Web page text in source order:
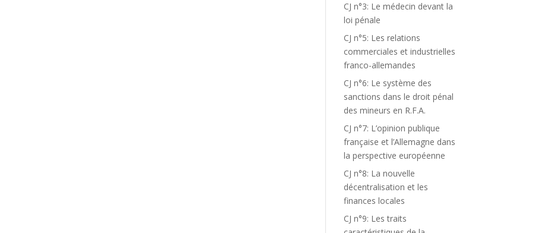
CJ n°3: Le médecin devant la
loi pénale
CJ n°5: Les relations
commerciales et industrielles
franco-allemandes
CJ n°6: Le système des
sanctions dans le droit pénal
des mineurs en R.F.A.
CJ n°7: L’opinion publique
française et l’Allemagne dans
la perspective européenne
CJ n°8: La nouvelle
décentralisation et les
finances locales
CJ n°9: Les traits